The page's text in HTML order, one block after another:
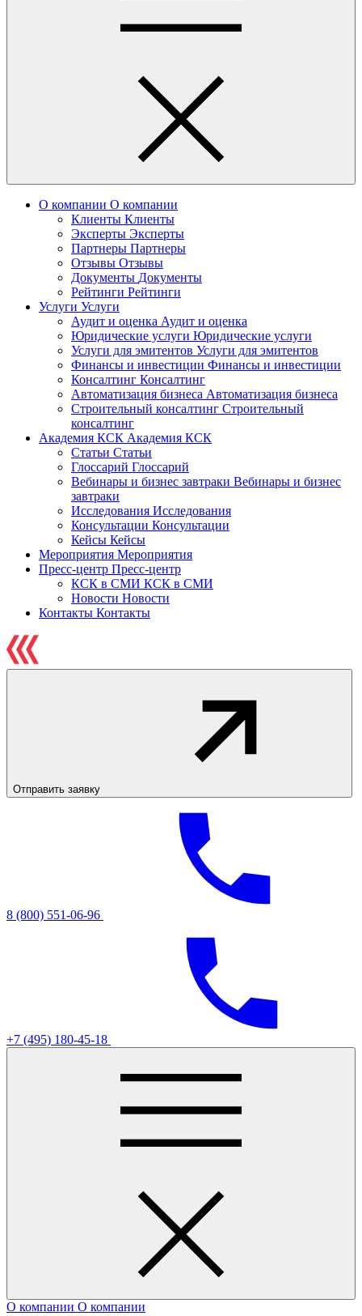
О компании О компании
Клиенты Клиенты
Эксперты Эксперты
Партнеры Партнеры
Отзывы Отзывы
Документы Документы
Рейтинги Рейтинги
Услуги Услуги
Аудит и оценка Аудит и оценка
Юридические услуги Юридические услуги
Услуги для эмитентов Услуги для эмитентов
Финансы и инвестиции Финансы и инвестиции
Консалтинг Консалтинг
Автоматизация бизнеса Автоматизация бизнеса
Строительный консалтинг Строительный
консалтинг
Академия КСК Академия КСК
Статьи Статьи
Глоссарий Глоссарий
Вебинары и бизнес завтраки Вебинары и бизнес
завтраки
Исследования Исследования
Консультации Консультации
Кейсы Кейсы
Мероприятия Мероприятия
Пресс-центр Пресс-центр
КСК в СМИ КСК в СМИ
Новости Новости
Контакты Контакты
Отправить заявку
8 (800) 551-06-96
+7 (495) 180-45-18
О компании О компании